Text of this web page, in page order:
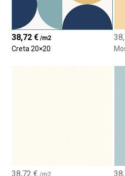
38,72€ /m2
Creta 20×20
38,72€